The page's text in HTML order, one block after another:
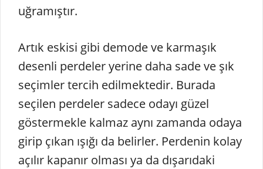
uğramıştır.
Artık eskisi gibi demode ve karmaşık
desenli perdeler yerine daha sade ve şık
seçimler tercih edilmektedir. Burada
seçilen perdeler sadece odayı güzel
göstermekle kalmaz aynı zamanda odaya
girip çıkan ışığı da belirler. Perdenin kolay
açılır kapanır olması ya da dışarıdaki